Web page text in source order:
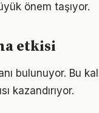
önem taşıyor.
etkisi
bulunuyor. Bu
kazandırıyor.